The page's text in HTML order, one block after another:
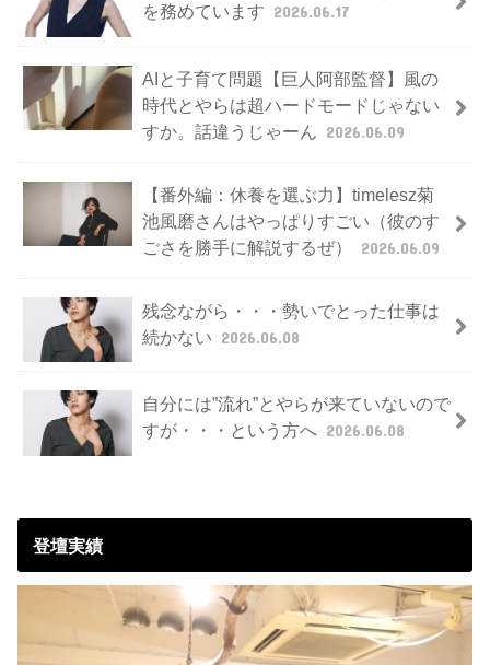
を務めています 2026.06.17
AIと子育て問題【巨人阿部監督】風の
時代とやらは超ハードモードじゃない
すか。話違うじゃーん 2026.06.09
【番外編：休養を選ぶ力】timelesz菊
池風磨さんはやっぱりすごい（彼のす
ごさを勝手に解説するぜ）
2026.06.09
残念ながら・・・勢いでとった仕事は
続かない 2026.06.08
自分には”流れ”とやらが来ていないので
すが・・・という方へ 2026.06.08
登壇実績